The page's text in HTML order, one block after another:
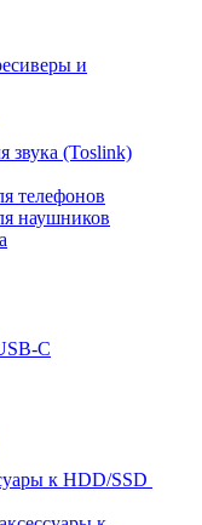
и
звука (Toslink)
телефонов
наушников
C
к HDD/SSD